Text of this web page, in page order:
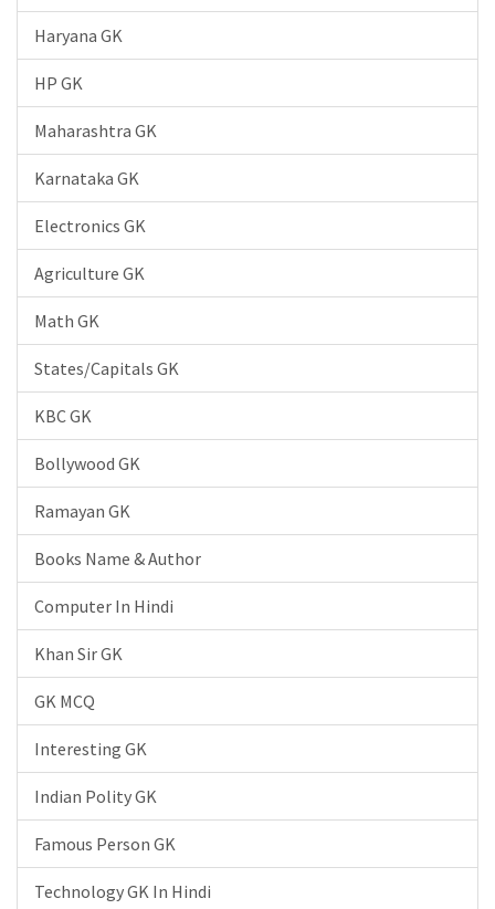
Haryana GK
HP GK
Maharashtra GK
Karnataka GK
Electronics GK
Agriculture GK
Math GK
States/Capitals GK
KBC GK
Bollywood GK
Ramayan GK
Books Name & Author
Computer In Hindi
Khan Sir GK
GK MCQ
Interesting GK
Indian Polity GK
Famous Person GK
Technology GK In Hindi